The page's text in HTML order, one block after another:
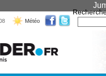
Météo